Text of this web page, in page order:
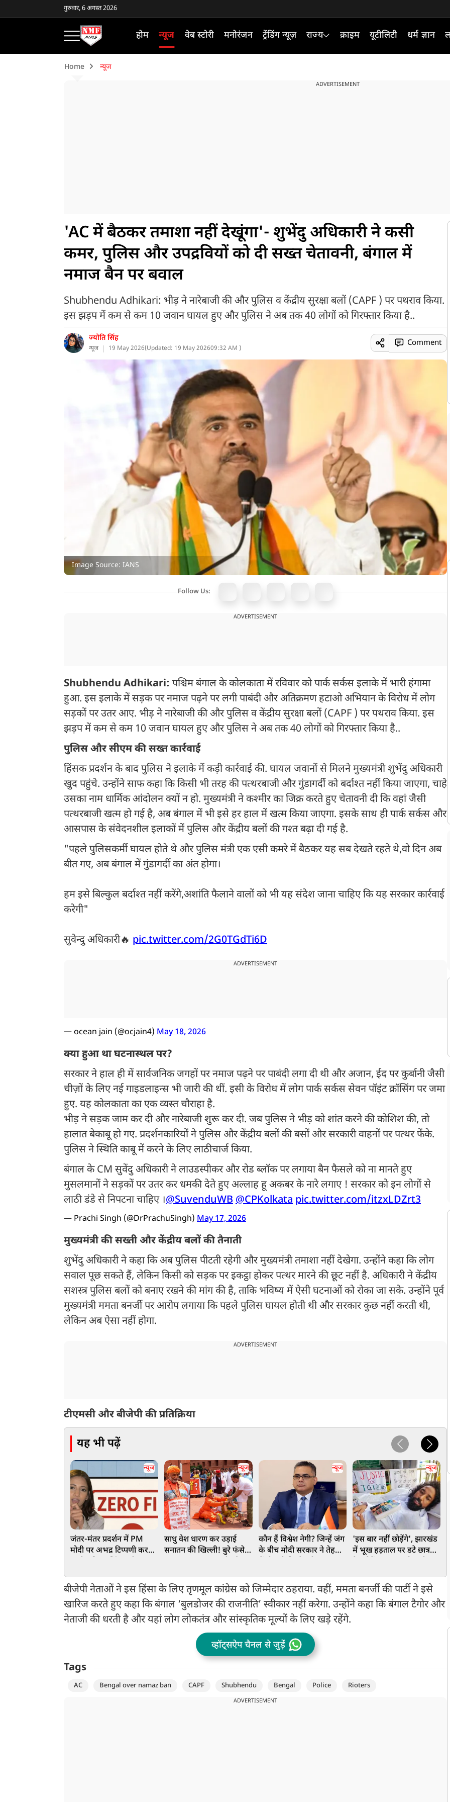
गुरुवार, 6 अगस्त 2026
होम न्यूज वेब स्टोरी मनोरंजन ट्रेंडिंग न्यूज़ राज्य क्राइम यूटीलिटी धर्म ज्ञान
Home न्यूज
ADVERTISEMENT
'AC में बैठकर तमाशा नहीं देखूंगा'- शुभेंदु अधिकारी ने कसी
कमर, पुलिस और उपद्रवियों को दी सख्त चेतावनी, बंगाल में
नमाज बैन पर बवाल
Shubhendu Adhikari: भीड़ ने नारेबाजी की और पुलिस व केंद्रीय सुरक्षा बलों (CAPF ) पर पथराव किया.
इस झड़प में कम से कम 10 जवान घायल हुए और पुलिस ने अब तक 40 लोगों को गिरफ्तार किया है..
ज्योति सिंह
न्यूज 19 May 2026(Updated: 19 May 202609:32 AM )
Comment
Image Source: IANS
Follow Us:
ADVERTISEMENT
Shubhendu Adhikari: पश्चिम बंगाल के कोलकाता में रविवार को पार्क सर्कस इलाके में भारी हंगामा
हुआ. इस इलाके में सड़क पर नमाज पढ़ने पर लगी पाबंदी और अतिक्रमण हटाओ अभियान के विरोध में लोग
सड़कों पर उतर आए. भीड़ ने नारेबाजी की और पुलिस व केंद्रीय सुरक्षा बलों (CAPF ) पर पथराव किया. इस
झड़प में कम से कम 10 जवान घायल हुए और पुलिस ने अब तक 40 लोगों को गिरफ्तार किया है..
पुलिस और सीएम की सख्त कार्रवाई
हिंसक प्रदर्शन के बाद पुलिस ने इलाके में कड़ी कार्रवाई की. घायल जवानों से मिलने मुख्यमंत्री शुभेंदु अधिकारी
खुद पहुंचे. उन्होंने साफ कहा कि किसी भी तरह की पत्थरबाजी और गुंडागर्दी को बर्दाश्त नहीं किया जाएगा, चाहे
उसका नाम धार्मिक आंदोलन क्यों न हो. मुख्यमंत्री ने कश्मीर का जिक्र करते हुए चेतावनी दी कि वहां जैसी
पत्थरबाजी खत्म हो गई है, अब बंगाल में भी इसे हर हाल में खत्म किया जाएगा. इसके साथ ही पार्क सर्कस और
आसपास के संवेदनशील इलाकों में पुलिस और केंद्रीय बलों की गश्त बढ़ा दी गई है.
"पहले पुलिसकर्मी घायल होते थे और पुलिस मंत्री एक एसी कमरे में बैठकर यह सब देखते रहते थे,वो दिन अब
बीत गए, अब बंगाल में गुंडागर्दी का अंत होगा।
हम इसे बिल्कुल बर्दाश्त नहीं करेंगे,अशांति फैलाने वालों को भी यह संदेश जाना चाहिए कि यह सरकार कार्रवाई
करेगी"
सुवेन्दु अधिकारी🔥 pic.twitter.com/2G0TGdTi6D
ADVERTISEMENT
— ocean jain (@ocjain4) May 18, 2026
क्या हुआ था घटनास्थल पर?
सरकार ने हाल ही में सार्वजनिक जगहों पर नमाज पढ़ने पर पाबंदी लगा दी थी और अजान, ईद पर कुर्बानी जैसी
चीज़ों के लिए नई गाइडलाइन्स भी जारी की थीं. इसी के विरोध में लोग पार्क सर्कस सेवन पॉइंट क्रॉसिंग पर जमा
हुए. यह कोलकाता का एक व्यस्त चौराहा है.
भीड़ ने सड़क जाम कर दी और नारेबाजी शुरू कर दी. जब पुलिस ने भीड़ को शांत करने की कोशिश की, तो
हालात बेकाबू हो गए. प्रदर्शनकारियों ने पुलिस और केंद्रीय बलों की बसों और सरकारी वाहनों पर पत्थर फेंके.
पुलिस ने स्थिति काबू में करने के लिए लाठीचार्ज किया.
बंगाल के CM सुवेंदु अधिकारी ने लाउडस्पीकर और रोड ब्लॉक पर लगाया बैन फैसले को ना मानते हुए
मुसलमानों ने सड़कों पर उतर कर धमकी देते हुए अल्लाह हू अकबर के नारे लगाए ! सरकार को इन लोगों से
लाठी डंडे से निपटना चाहिए ।@SuvenduWB@CPKolkata pic.twitter.com/itzxLDZrt3
— Prachi Singh (@DrPrachuSingh) May 17, 2026
मुख्यमंत्री की सख्ती और केंद्रीय बलों की तैनाती
शुभेंदु अधिकारी ने कहा कि अब पुलिस पीटती रहेगी और मुख्यमंत्री तमाशा नहीं देखेगा. उन्होंने कहा कि लोग
सवाल पूछ सकते हैं, लेकिन किसी को सड़क पर इकट्ठा होकर पत्थर मारने की छूट नहीं है. अधिकारी ने केंद्रीय
सशस्त्र पुलिस बलों को बनाए रखने की मांग की है, ताकि भविष्य में ऐसी घटनाओं को रोका जा सके. उन्होंने पूर्व
मुख्यमंत्री ममता बनर्जी पर आरोप लगाया कि पहले पुलिस घायल होती थी और सरकार कुछ नहीं करती थी,
लेकिन अब ऐसा नहीं होगा.
ADVERTISEMENT
टीएमसी और बीजेपी की प्रतिक्रिया
यह भी पढ़ें
न्यूज
जंतर-मंतर प्रदर्शन में PM
मोदी पर अभद्र टिप्पणी करने
जीरो FIR
न्यूज
साधु वेश धारण कर उड़ाई
सनातन की खिल्ली! बुरे फंसे
FIR दर्ज
न्यूज
कौन हैं विश्वेश नेगी? जिन्हें जंग
के बीच मोदी सरकार ने तेहरान
न्यूज
'इस बार नहीं छोड़ेंगे', झारखंड
में भूख हड़ताल पर डटे छात्र
बीजेपी नेताओं ने इस हिंसा के लिए तृणमूल कांग्रेस को जिम्मेदार ठहराया. वहीं, ममता बनर्जी की पार्टी ने इसे
खारिज करते हुए कहा कि बंगाल ‘बुलडोजर की राजनीति’ स्वीकार नहीं करेगा. उन्होंने कहा कि बंगाल टैगोर और
नेताजी की धरती है और यहां लोग लोकतंत्र और सांस्कृतिक मूल्यों के लिए खड़े रहेंगे.
व्हॉट्सऐप चैनल से जुड़ें
Tags
AC Bengal over namaz ban CAPF Shubhendu Bengal Police Rioters
ADVERTISEMENT